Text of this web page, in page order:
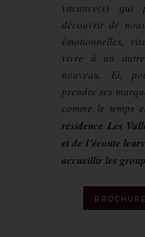
vacance(s) qui
découvrir de
émotionnelles,
vivre à un
nouveau. Et,
prendre ses
comme le temps
résidence Les
et de l’écoute
accueillir les